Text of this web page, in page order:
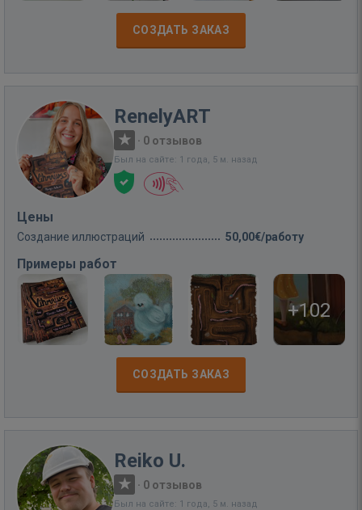
СОЗДАТЬ ЗАКАЗ
RenelyART
· 0 отзывов
Был на сайте: 1 года, 5 м. назад
Цены
Создание иллюстраций 50,00€/работу
Примеры работ
+102
СОЗДАТЬ ЗАКАЗ
Reiko U.
· 0 отзывов
Был на сайте: 1 года, 5 м. назад